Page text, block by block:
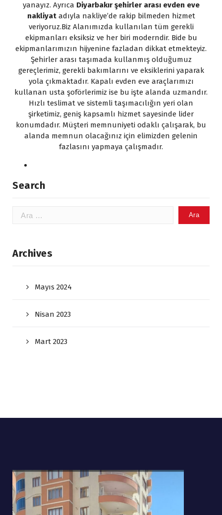
yanayız. Ayrıca Diyarbakır şehirler arası evden eve
nakliyatadıyla nakliye’de rakip bilmeden hizmet
veriyoruz.Biz Alanımızda kullanılan tüm gerekli
ekipmanları eksiksiz ve her biri moderndir. Bide bu
ekipmanlarımızın hijyenine fazladan dikkat etmekteyiz.
Şehirler arası taşımada kullanmış olduğumuz
gereçlerimiz, gerekli bakımlarını ve eksiklerini yaparak
yola çıkmaktadır. Kapalı evden eve araçlarımızı
kullanan usta şoförlerimiz ise bu işte alanda uzmandır.
Hızlı teslimat ve sistemli taşımacılığın yeri olan
şirketimiz, geniş kapsamlı hizmet sayesinde lider
konumdadır. Müşteri memnuniyeti odaklı çalışarak, bu
alanda memnun olacağınız için elimizden gelenin
fazlasını yapmaya çalışmadır.
Search
Arama:
Archives
Mayıs 2024
Nisan 2023
Mart 2023